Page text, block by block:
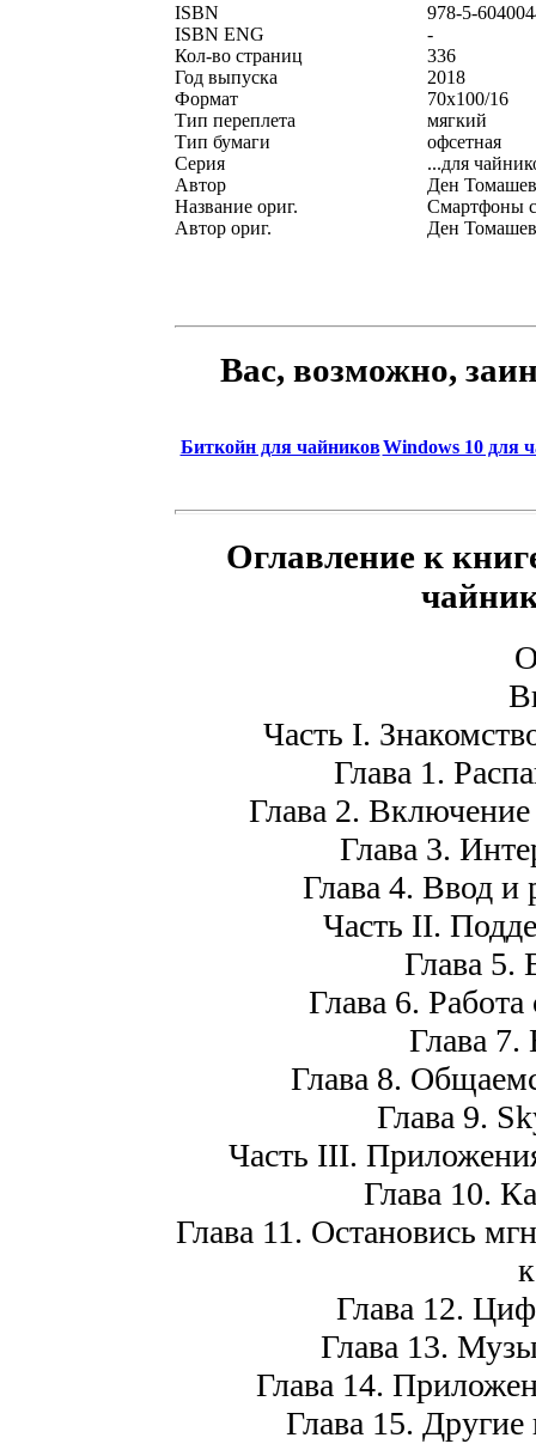
ISBN
978-5-
ISBN ENG
-
Кол-во страниц
336
Год выпуска
2018
Формат
70x100/16
Тип переплета
мягкий
Тип бумаги
офсетная
Серия
...для
Автор
Ден
Название ориг.
Смартфоны с
Автор ориг.
Ден
Вас, возможно,
Биткойн для чайниковWindows 10 для
Оглавление к
Часть I.
Глава 1.
Глава 2.
Глава 3.
Глава 4. Ввод и
Часть II.
Глава 5.
Глава 6.
Глава 7.
Глава 8.
Глава 9.
Часть III.
Глава 10.
Глава 11. Остановись
Глава 12.
Глава 13.
Глава 14.
Глава 15.